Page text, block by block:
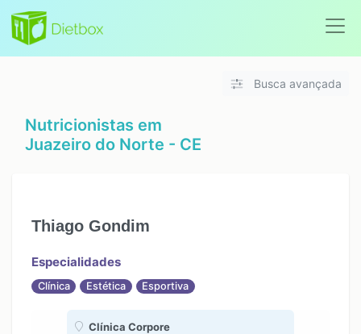
Busca avançada
Nutricionistas em
Juazeiro do Norte - CE
Thiago Gondim
Especialidades
Clínica Estética Esportiva
Clínica Corpore